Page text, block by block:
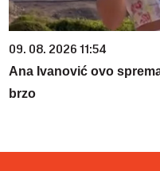
09. 08. 2026 11:54
Ana Ivanović ovo
brzo